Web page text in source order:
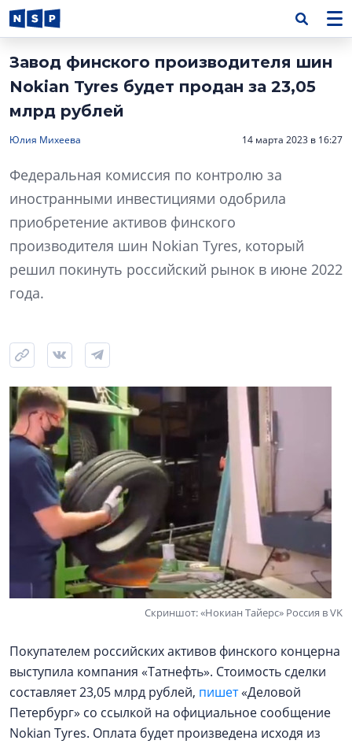
Завод финского производителя шин
Nokian Tyres будет продан за 23,05
млрд рублей
Юлия Михеева 14 марта 2023 в 16:27
Федеральная комиссия по контролю за
иностранными инвестициями одобрила
приобретение активов финского
производителя шин Nokian Tyres, который
решил покинуть российский рынок в июне 2022
года.
Скриншот: «Нокиан Тайерс» Россия в VK
Покупателем российских активов финского концерна
выступила компания «Татнефть». Стоимость сделки
составляет 23,05 млрд рублей, пишет«Деловой
Петербург» со ссылкой на официальное сообщение
Nokian Tyres. Оплата будет произведена исходя из